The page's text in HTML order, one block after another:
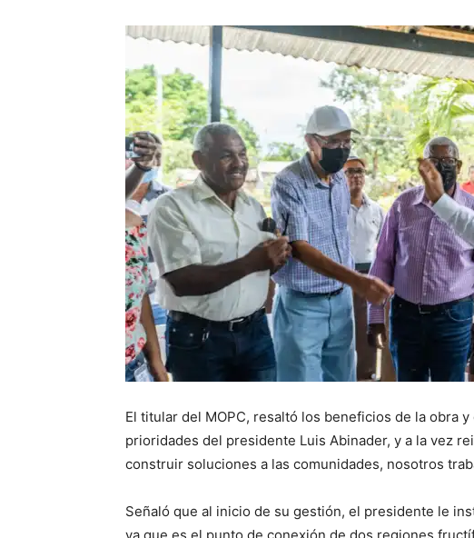
El titular del MOPC, resaltó los beneficios de la obra
prioridades del presidente Luis Abinader, y a la vez
construir soluciones a las comunidades, nosotros
Señaló que al inicio de su gestión, el presidente le